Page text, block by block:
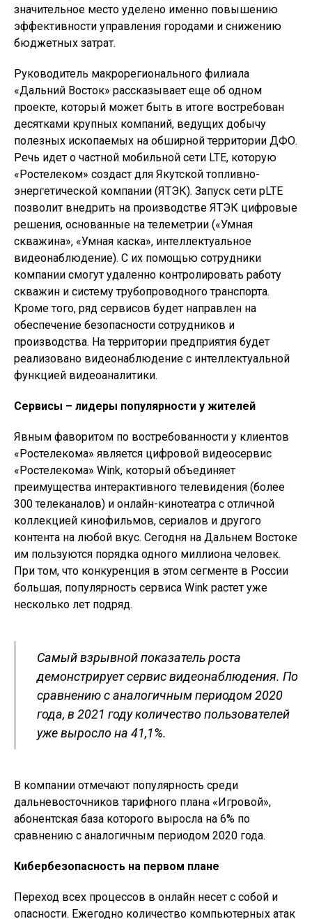
значительное место уделено именно повышению
эффективности управления городами и снижению
бюджетных затрат.
Руководитель макрорегионального филиала
«Дальний Восток» рассказывает еще об одном
проекте, который может быть в итоге востребован
десятками крупных компаний, ведущих добычу
полезных ископаемых на обширной территории ДФО.
Речь идет о частной мобильной сети LTE, которую
«Ростелеком» создаст для Якутской топливно-
энергетической компании (ЯТЭК). Запуск сети pLTE
позволит внедрить на производстве ЯТЭК цифровые
решения, основанные на телеметрии («Умная
скважина», «Умная каска», интеллектуальное
видеонаблюдение). С их помощью сотрудники
компании смогут удаленно контролировать работу
скважин и систему трубопроводного транспорта.
Кроме того, ряд сервисов будет направлен на
обеспечение безопасности сотрудников и
производства. На территории предприятия будет
реализовано видеонаблюдение с интеллектуальной
функцией видеоаналитики.
Сервисы – лидеры популярности у жителей
Явным фаворитом по востребованности у клиентов
«Ростелекома» является цифровой видеосервис
«Ростелекома» Wink, который объединяет
преимущества интерактивного телевидения (более
300 телеканалов) и онлайн-кинотеатра с отличной
коллекцией кинофильмов, сериалов и другого
контента на любой вкус. Сегодня на Дальнем Востоке
им пользуются порядка одного миллиона человек.
При том, что конкуренция в этом сегменте в России
большая, популярность сервиса Wink растет уже
несколько лет подряд.
Самый взрывной показатель роста
демонстрирует сервис видеонаблюдения. По
сравнению с аналогичным периодом 2020
года, в 2021 году количество пользователей
уже выросло на 41,1%.
В компании отмечают популярность среди
дальневосточников тарифного плана «Игровой»,
абонентская база которого выросла на 6% по
сравнению с аналогичным периодом 2020 года.
Кибербезопасность на первом плане
Переход всех процессов в онлайн несет с собой и
опасности. Ежегодно количество компьютерных атак